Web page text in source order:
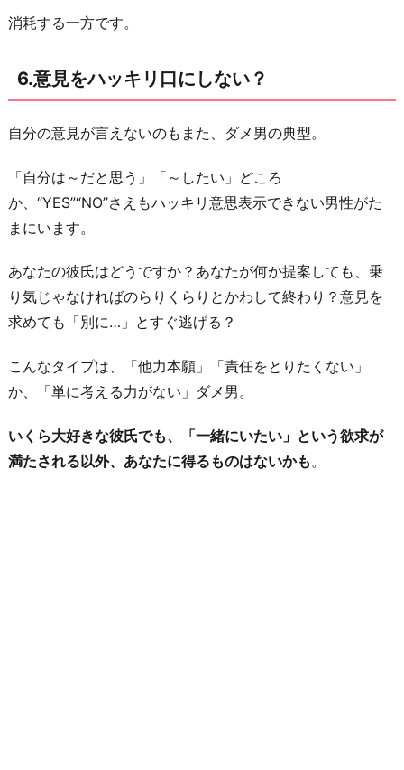
消耗する一方です。
6.意見をハッキリ口にしない？
自分の意見が言えないのもまた、ダメ男の典型。
「自分は～だと思う」「～したい」どころ
か、“YES”“NO”さえもハッキリ意思表示できない男性がた
まにいます。
あなたの彼氏はどうですか？あなたが何か提案しても、乗
り気じゃなければのらりくらりとかわして終わり？意見を
求めても「別に…」とすぐ逃げる？
こんなタイプは、「他力本願」「責任をとりたくない」
か、「単に考える力がない」ダメ男。
いくら大好きな彼氏でも、「一緒にいたい」という欲求が
満たされる以外、あなたに得るものはないかも 。